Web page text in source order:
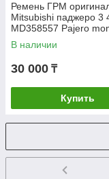
Ремень ГРМ
Mitsubishi паджеро 3
MD358557 Pajero
6G72
В наличии
30 000 ₸
Купить